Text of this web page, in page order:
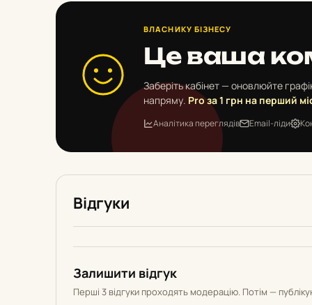
ВЛАСНИКУ БІЗНЕСУ
Це ваша
Заберіть кабінет — оновлюйте
напряму. Pro за 1 грн на перший
Аналітика переглядів Email-ліди
Відгуки
Залишити відгук
Перші 3 відгуки проходять модерацію. Потім —